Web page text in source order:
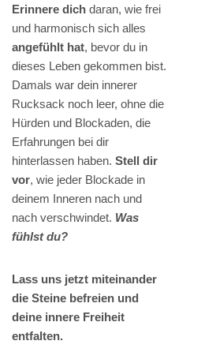
Erinnere dich daran, wie frei
und harmonisch sich alles
angefühlt hat, bevor du in
dieses Leben gekommen bist.
Damals war dein innerer
Rucksack noch leer, ohne die
Hürden und Blockaden, die
Erfahrungen bei dir
hinterlassen haben. Stell dir
vor, wie jeder Blockade in
deinem Inneren nach und
nach verschwindet. Was
fühlst du?
Lass uns jetzt miteinander
die Steine befreien und
deine innere Freiheit
entfalten.